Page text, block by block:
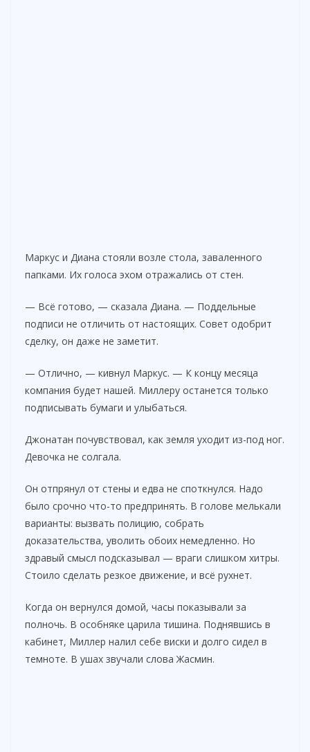
Маркус и Диана стояли возле стола, заваленного
папками. Их голоса эхом отражались от стен.
— Всё готово, — сказала Диана. — Поддельные
подписи не отличить от настоящих. Совет одобрит
сделку, он даже не заметит.
— Отлично, — кивнул Маркус. — К концу месяца
компания будет нашей. Миллеру останется только
подписывать бумаги и улыбаться.
Джонатан почувствовал, как земля уходит из-под ног.
Девочка не солгала.
Он отпрянул от стены и едва не споткнулся. Надо
было срочно что-то предпринять. В голове мелькали
варианты: вызвать полицию, собрать
доказательства, уволить обоих немедленно. Но
здравый смысл подсказывал — враги слишком хитры.
Стоило сделать резкое движение, и всё рухнет.
Когда он вернулся домой, часы показывали за
полночь. В особняке царила тишина. Поднявшись в
кабинет, Миллер налил себе виски и долго сидел в
темноте. В ушах звучали слова Жасмин.